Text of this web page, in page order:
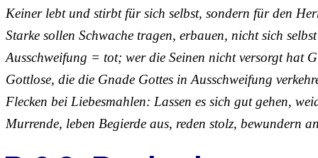
Keiner lebt und stirbt für sich selbst, sondern für den
Starke sollen Schwache tragen, erbauen, nicht sich
Ausschweifung = tot; wer die Seinen nicht versorgt hat
Gottlose, die die Gnade Gottes in Ausschweifung
Flecken bei Liebesmahlen: Lassen es sich gut gehen,
Murrende, leben Begierde aus, reden stolz, bewundern